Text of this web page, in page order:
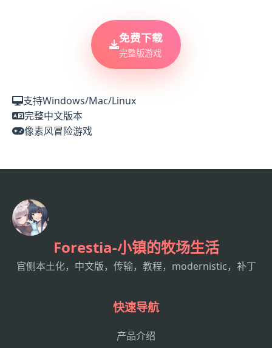
免费下载
完整版游戏
支持Windows/Mac/Linux
完整中文版本
像素风冒险游戏
Forestia-小镇的牧场生活
官侧本土化，中文版，传输，教程，modernistic，补丁
快速导航
产品介绍